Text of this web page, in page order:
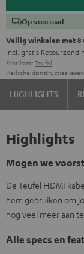
Op voorraad
Veilig winkelen met 8
incl. gratis
Fabrikant: Teufel
Veiligheidsinstructies
HIGHLIGHTS
Highlights
Mogen we
De Teufel HDMI
hem gebruiken om
nog veel meer aan
Alle specs en